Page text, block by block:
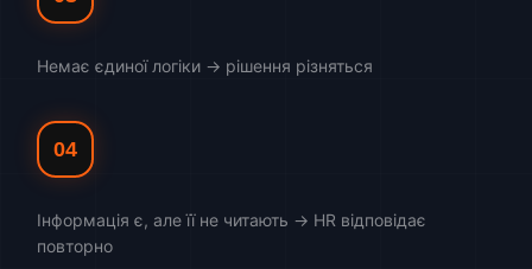
Немає єдиної логіки → рішення різняться
04
Інформація є, але її не читають → HR відповідає
повторно